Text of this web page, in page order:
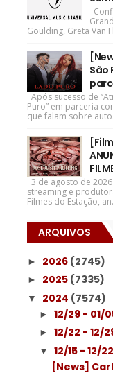
Goulding, Greta Van
São
Após sucesso de
Puro” em parceria
que falam sobre
3 de agosto de
streaming e
Filmes do Estação,
ARQUIVOS
► 2026 (2745)
► 2025 (7335)
▼ 2024 (7574)
►12/29 - 01/
►12/22 - 12/
▼12/15 - 12/22
[News]